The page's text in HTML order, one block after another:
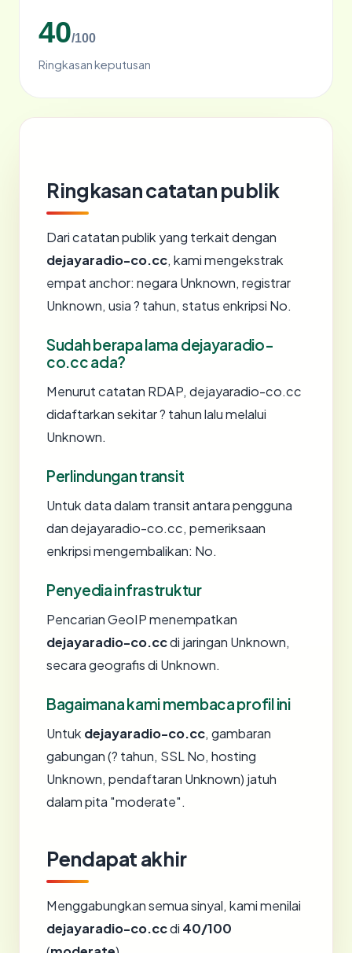
40/100
Ringkasan keputusan
Ringkasan catatan publik
Dari catatan publik yang terkait dengan
dejayaradio-co.cc, kami mengekstrak
empat anchor: negara Unknown, registrar
Unknown, usia ? tahun, status enkripsi No.
Sudah berapa lama dejayaradio-
co.cc ada?
Menurut catatan RDAP, dejayaradio-co.cc
didaftarkan sekitar ? tahun lalu melalui
Unknown.
Perlindungan transit
Untuk data dalam transit antara pengguna
dan dejayaradio-co.cc, pemeriksaan
enkripsi mengembalikan: No.
Penyedia infrastruktur
Pencarian GeoIP menempatkan
dejayaradio-co.ccdi jaringan Unknown,
secara geografis di Unknown.
Bagaimana kami membaca profil ini
Untuk dejayaradio-co.cc, gambaran
gabungan (? tahun, SSL No, hosting
Unknown, pendaftaran Unknown) jatuh
dalam pita "moderate".
Pendapat akhir
Menggabungkan semua sinyal, kami menilai
dejayaradio-co.ccdi 40/100